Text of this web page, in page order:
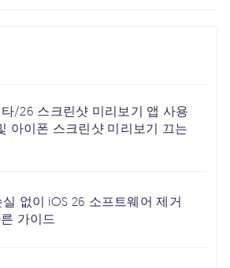
타/26 스크린샷 미리보기 앱 사용
아이폰 스크린샷 미리보기 끄는
없이 iOS 26 소프트웨어 제거
가이드